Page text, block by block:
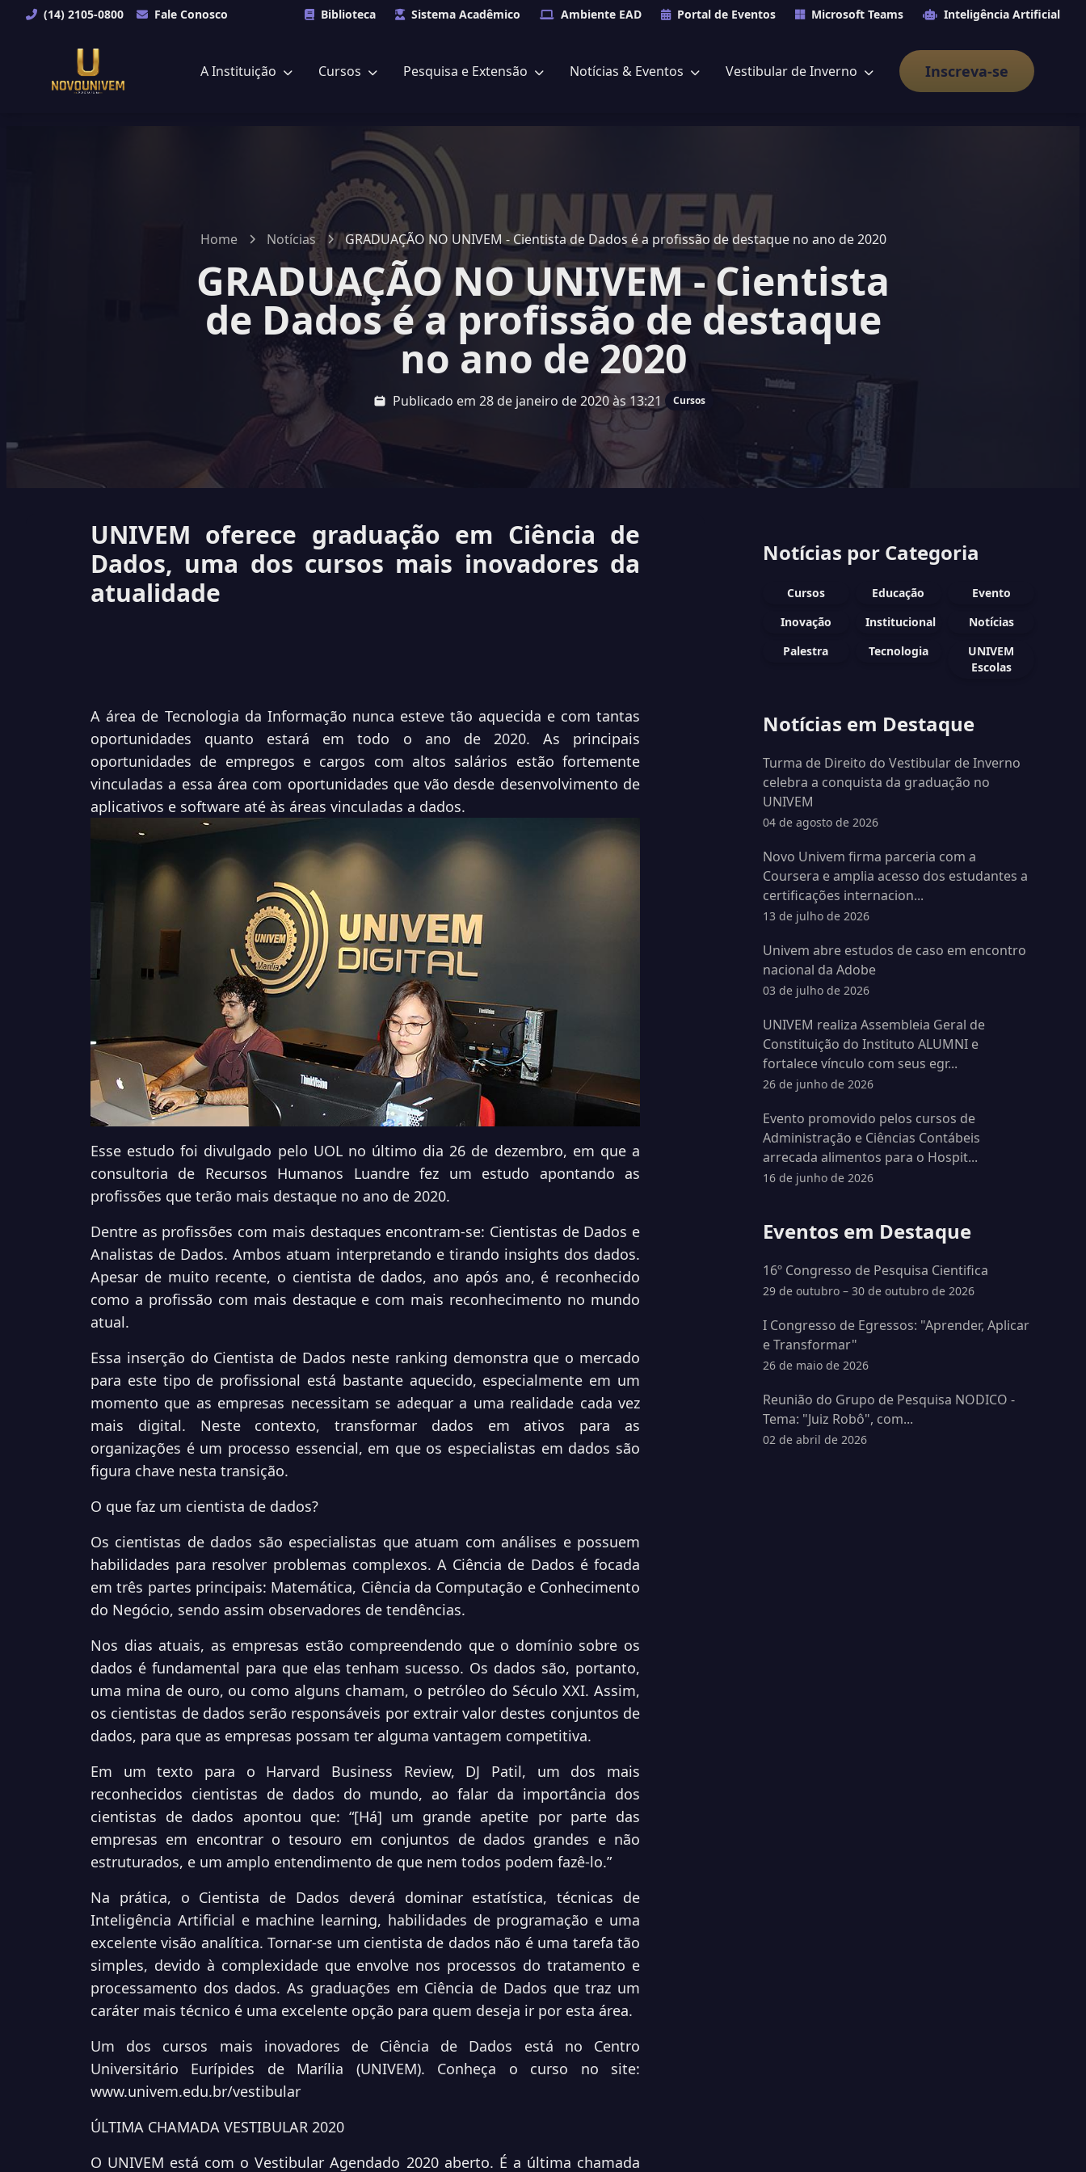
(14) 2105-0800 Fale Conosco Biblioteca Sistema Acadêmico Ambiente EAD Portal de Eventos Microsoft Teams Inteligência Artificial
A Instituição Cursos Pesquisa e Extensão Notícias & Eventos Vestibular de Inverno Inscreva-se
Home Notícias GRADUAÇÃO NO UNIVEM - Cientista de Dados é a profissão de destaque no ano de 2020
GRADUAÇÃO NO UNIVEM - Cientista
de Dados é a profissão de destaque
no ano de 2020
Publicado em 28 de janeiro de 2020 às 13:21 Cursos
UNIVEM oferece graduação em Ciência de
Dados, uma dos cursos mais inovadores da
atualidade
A área de Tecnologia da Informação nunca esteve tão aquecida e com tantas
oportunidades quanto estará em todo o ano de 2020. As principais
oportunidades de empregos e cargos com altos salários estão fortemente
vinculadas a essa área com oportunidades que vão desde desenvolvimento de
aplicativos e software até às áreas vinculadas a dados.
Esse estudo foi divulgado pelo UOL no último dia 26 de dezembro, em que a
consultoria de Recursos Humanos Luandre fez um estudo apontando as
profissões que terão mais destaque no ano de 2020.
Dentre as profissões com mais destaques encontram-se: Cientistas de Dados e
Analistas de Dados. Ambos atuam interpretando e tirando insights dos dados.
Apesar de muito recente, o cientista de dados, ano após ano, é reconhecido
como a profissão com mais destaque e com mais reconhecimento no mundo
atual.
Essa inserção do Cientista de Dados neste ranking demonstra que o mercado
para este tipo de profissional está bastante aquecido, especialmente em um
momento que as empresas necessitam se adequar a uma realidade cada vez
mais digital. Neste contexto, transformar dados em ativos para as
organizações é um processo essencial, em que os especialistas em dados são
figura chave nesta transição.
O que faz um cientista de dados?
Os cientistas de dados são especialistas que atuam com análises e possuem
habilidades para resolver problemas complexos. A Ciência de Dados é focada
em três partes principais: Matemática, Ciência da Computação e Conhecimento
do Negócio, sendo assim observadores de tendências.
Nos dias atuais, as empresas estão compreendendo que o domínio sobre os
dados é fundamental para que elas tenham sucesso. Os dados são, portanto,
uma mina de ouro, ou como alguns chamam, o petróleo do Século XXI. Assim,
os cientistas de dados serão responsáveis por extrair valor destes conjuntos de
dados, para que as empresas possam ter alguma vantagem competitiva.
Em um texto para o Harvard Business Review, DJ Patil, um dos mais
reconhecidos cientistas de dados do mundo, ao falar da importância dos
cientistas de dados apontou que: “[Há] um grande apetite por parte das
empresas em encontrar o tesouro em conjuntos de dados grandes e não
estruturados, e um amplo entendimento de que nem todos podem fazê-lo.”
Na prática, o Cientista de Dados deverá dominar estatística, técnicas de
Inteligência Artificial e machine learning, habilidades de programação e uma
excelente visão analítica. Tornar-se um cientista de dados não é uma tarefa tão
simples, devido à complexidade que envolve nos processos do tratamento e
processamento dos dados. As graduações em Ciência de Dados que traz um
caráter mais técnico é uma excelente opção para quem deseja ir por esta área.
Um dos cursos mais inovadores de Ciência de Dados está no Centro
Universitário Eurípides de Marília (UNIVEM). Conheça o curso no site:
www.univem.edu.br/vestibular
ÚLTIMA CHAMADA VESTIBULAR 2020
O UNIVEM está com o Vestibular Agendado 2020 aberto. É a última chamada
Notícias por Categoria
Cursos Educação
Evento
Inovação
Institucional
Notícias
Palestra
Tecnologia
UNIVEM
Escolas
Notícias em Destaque
Turma de Direito do Vestibular de Inverno
celebra a conquista da graduação no
UNIVEM
04 de agosto de 2026
Novo Univem firma parceria com a
Coursera e amplia acesso dos estudantes a
certificações internacion...
13 de julho de 2026
Univem abre estudos de caso em encontro
nacional da Adobe
03 de julho de 2026
UNIVEM realiza Assembleia Geral de
Constituição do Instituto ALUMNI e
fortalece vínculo com seus egr...
26 de junho de 2026
Evento promovido pelos cursos de
Administração e Ciências Contábeis
arrecada alimentos para o Hospit...
16 de junho de 2026
Eventos em Destaque
16º Congresso de Pesquisa Cientifica
29 de outubro – 30 de outubro de 2026
I Congresso de Egressos: "Aprender, Aplicar
e Transformar"
26 de maio de 2026
Reunião do Grupo de Pesquisa NODICO -
Tema: "Juiz Robô", com...
02 de abril de 2026